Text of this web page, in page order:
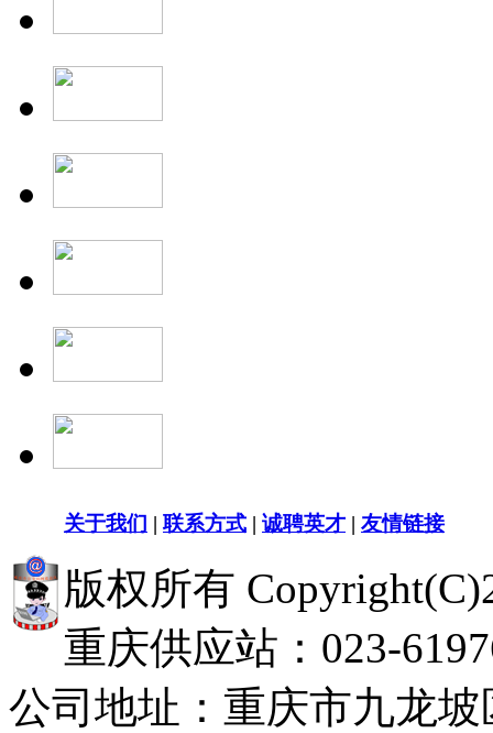
关于我们 | 联系方式 | 诚聘英才 | 友情链接
版权所有
重庆供应站：023-
公司地址：重庆市九龙